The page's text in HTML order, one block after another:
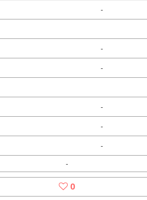
-
-
-
-
-
-
-
0